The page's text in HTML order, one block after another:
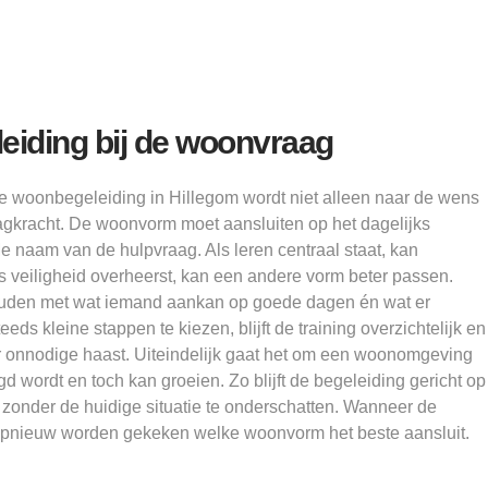
bij de woonvraag
woonbegeleiding in Hillegom wordt niet alleen naar de wens
De woonvorm moet aansluiten op het dagelijks
naam van de hulpvraag. Als leren centraal staat, kan
veiligheid overheerst, kan een andere vorm beter passen.
met wat iemand aankan op goede dagen én wat er
kleine stappen te kiezen, blijft de training overzichtelijk en
haast. Uiteindelijk gaat het om een woonomgeving
wordt en toch kan groeien. Zo blijft de begeleiding gericht op
de huidige situatie te onderschatten. Wanneer de
worden gekeken welke woonvorm het beste aansluit.